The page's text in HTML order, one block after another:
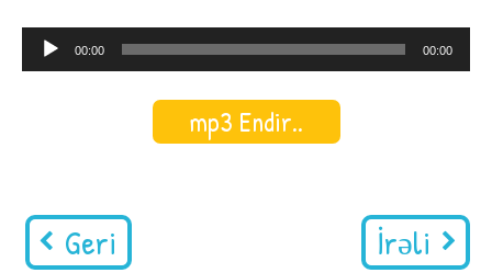
Audio
Oynadıcı
00:00 00:00
mp3 Endir..
Geri İrəli